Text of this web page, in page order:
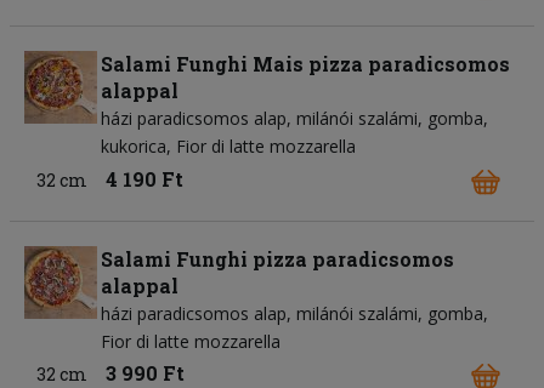
Salami Funghi Mais pizza paradicsomos
alappal
házi paradicsomos alap milánói szalámi gomba
kukorica Fior di latte mozzarella
32 cm
4 190 Ft
Salami Funghi pizza paradicsomos
alappal
házi paradicsomos alap milánói szalámi gomba
Fior di latte mozzarella
32 cm
3 990 Ft